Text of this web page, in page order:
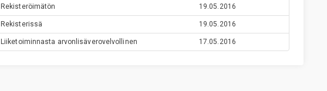
Rekisteröimätön 19.05.2016
Rekisterissä 19.05.2016
Liiketoiminnasta arvonlisäverovelvollinen 17.05.2016